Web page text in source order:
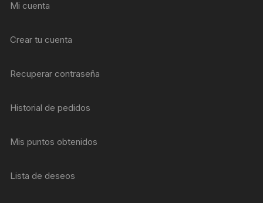
Mi cuenta
Crear tu cuenta
Recuperar contraseña
Historial de pedidos
Mis puntos obtenidos
Lista de deseos